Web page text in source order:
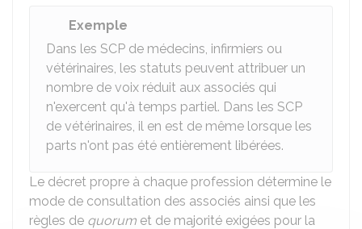
Exemple
Dans les SCP de médecins, infirmiers ou
vétérinaires, les statuts peuvent attribuer un
nombre de voix réduit aux associés qui
n'exercent qu'à temps partiel. Dans les SCP
de vétérinaires, il en est de même lorsque les
parts n'ont pas été entièrement libérées.
Le décret propre à chaque profession détermine le
mode de consultation des associés ainsi que les
règles de quorum et de majorité exigées pour la